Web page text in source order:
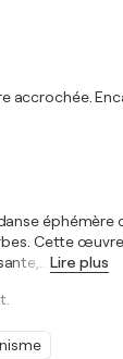
accrochée.
Cette
Lire plus